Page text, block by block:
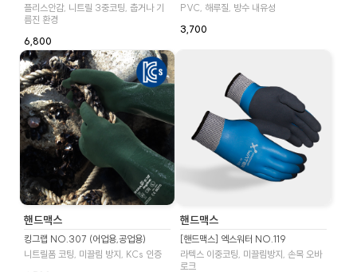
플리스안감, 니트릴 3중코팅, 춥거나 기
름진 환경
6,800
PVC, 해루질, 방수 내유성
3,700
핸드맥스
킹그랩 NO.307 (어업용,공업용)
니트릴폼 코팅, 미끌림 방지, KCs 인증
핸드맥스
[핸드맥스] 엑스워터 NO.119
라텍스 이중코팅, 미끌림방지, 손목 오바
로크